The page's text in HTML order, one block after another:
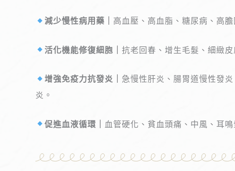
減少慢性病用藥｜ 高血壓、高血脂、糖尿病、高膽
活化機能修復細胞｜抗老回春、增生毛髮、細緻
增強免疫力抗發炎｜ 急慢性肝炎、腸胃道慢性發
炎。
促進血液循環｜ 血管硬化、貧血頭痛、中風、耳鳴